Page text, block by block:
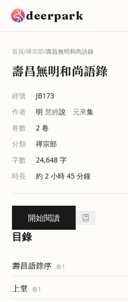
deerpark
首頁/禪宗部/壽昌無明和尚語錄
壽昌無明和尚語錄
經號
JB173
作者
明 慧經說 元來集
卷數
2 卷
分類
禪宗部
字數
24,648 字
時長
約 2 小時 45 分鐘
開始閱讀
目錄
壽昌語錄序 卷1
上堂 卷1